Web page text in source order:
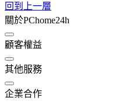
回到上一層
關於PChome24h
顧客權益
其他服務
企業合作